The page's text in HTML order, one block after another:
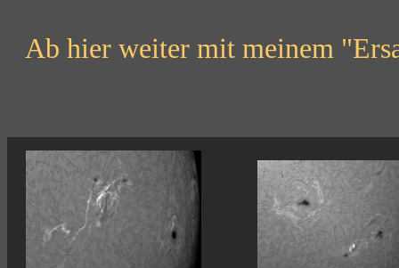
Ab hier weiter mit meinem